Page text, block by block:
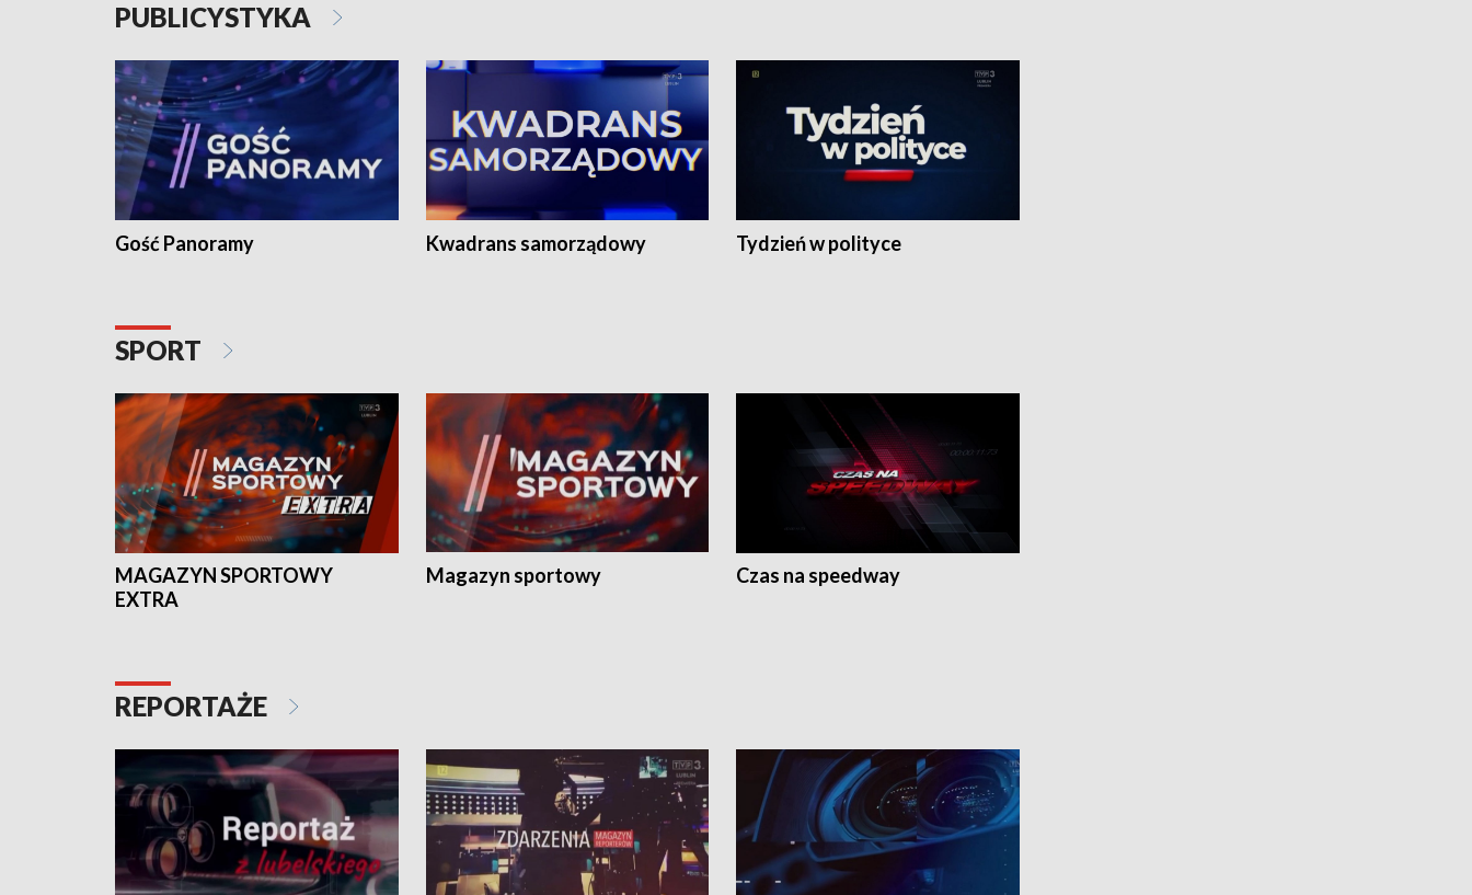
PUBLICYSTYKA
Gość Panoramy Kwadrans samorządowy Tydzień w polityce
SPORT
MAGAZYN SPORTOWY
EXTRA
Magazyn sportowy Czas na speedway
REPORTAŻE